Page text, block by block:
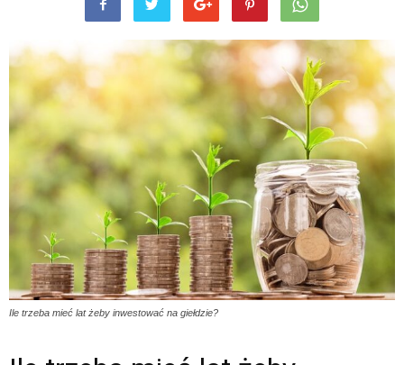
Ile trzeba mieć lat żeby inwestować na giełdzie?